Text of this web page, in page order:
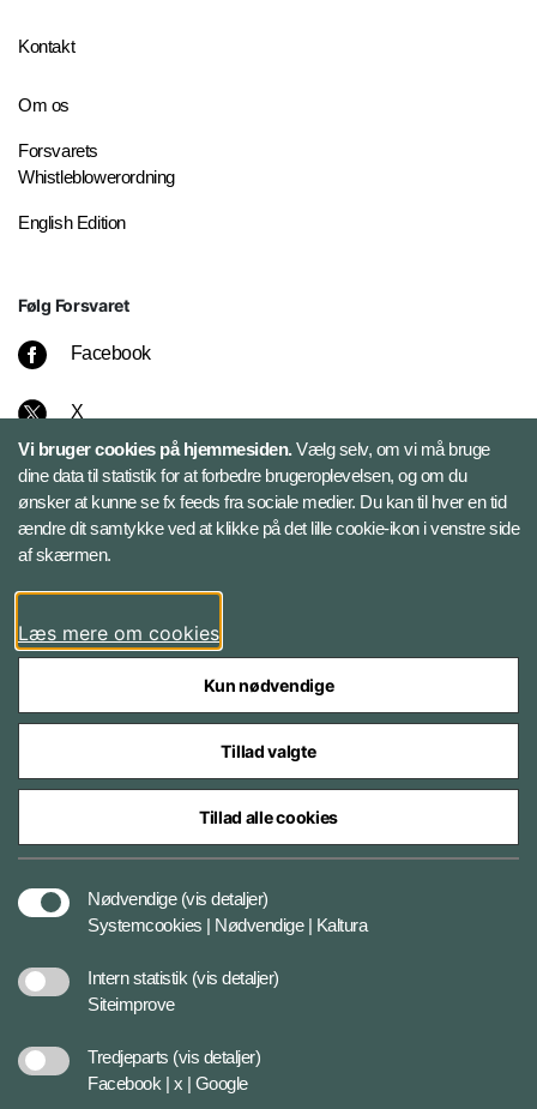
Kontakt
Om os
Forsvarets
Whistleblowerordning
English Edition
Følg Forsvaret
Facebook
X
Instagram
Bluesky
LinkedIn
Styrelser og myndigheder under Forsvarsministeriet
Vi bruger cookies på hjemmesiden.Vælg selv, om vi må bruge
dine data til statistik for at forbedre brugeroplevelsen, og om du
ønsker at kunne se fx feeds fra sociale medier. Du kan til hver en tid
ændre dit samtykke ved at klikke på det lille cookie-ikon i venstre side
af skærmen.
Læs mere om cookies
Kun nødvendige
Tillad valgte
Tillad alle cookies
Nødvendige (vis detaljer)
Systemcookies | Nødvendige | Kaltura
Intern statistik (vis detaljer)
Siteimprove
Tredjeparts (vis detaljer)
Facebook | x | Google